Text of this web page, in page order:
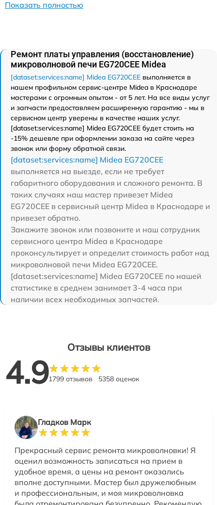
Показать полностью
Ремонт платы управления (восстановление)
микроволновой печи EG720CEE Midea
[dataset:services:name] Midea EG720CEE выполняется в
нашем профильном сервис-центре Midea в Краснодаре
мастерами с огромным опытом - от 5 лет. На все виды услуг
и запчасти предоставляем расширенную гарантию - мы в
сервисном центр уверены в качестве наших услуг.
[dataset:services:name] Midea EG720CEE будет стоить на
-15% дешевле при оформлении заказа на сайте через
звонок или форму обратной связи.
[dataset:services:name] Midea EG720CEE
выполняется на выезде, если не требует
габаритного оборудования и сложного ремонта. В
таких случаях наш мастер привезет Midea
EG720CEE в сервисный центр Midea в Краснодаре и
привезет обратно.
Закажите звонок или позвоните и наш сотрудник
сервисного центра Midea в Краснодаре
проконсультирует и определит стоимость работ над
микроволновой печи Midea EG720CEE.
[dataset:services:name] Midea EG720CEE по нашей
статистике в среднем занимает 3-4 часа при
наличии всех необходимых запчастей.
Отзывы клиентов
4.91799 отзывов 5358 оценок
Гладков Марк
Прекрасный сервис ремонта микроволновки! Я
оценил возможность записаться на прием в
удобное время, а цены на ремонт оказались
вполне доступными. Мастер был дружелюбным
и профессиональным, и моя микроволновка